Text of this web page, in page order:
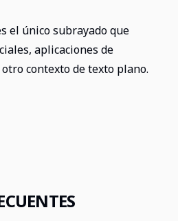
el único subrayado que
aplicaciones de
contexto de texto plano.